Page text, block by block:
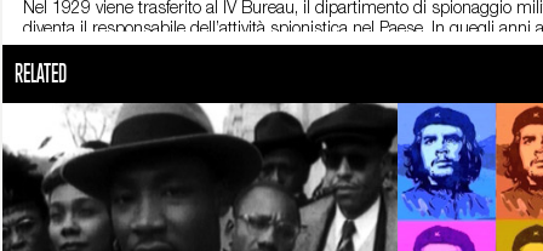
Nel 1929 viene trasferito al IV Bureau, il dipartimento di spionaggio
diventa il responsabile dell’attività spionistica nel Paese. In quegli
quotidiano Frankfurter Zeitung. Nel 1933 Hitler sale al potere. Sorge
organizzare una rete spionistica in Giappone, principale alleato dei
doti comunicative: presto diventa uno dei protagonisti della vita
pochissimi mezzi: Sorge ha solo una trasmittente e un budget di
con oltre un mese di anticipo, trasmette a Mosca la data esatta
informazione, non prenderà provvedimenti, e i soldati russi verranno
spesso, e ad essere meno accorto. Scoperto dai giapponesi sarà
avessi lavorato per gli Alleati anziché per i russi, la storia
Sorge muore a 49 anni: viene impiccato il 7 novembre 1944, alle ore
RELATED